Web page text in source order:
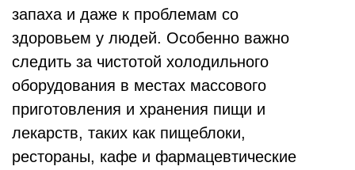
запаха и даже к проблемам со
здоровьем у людей. Особенно важно
следить за чистотой холодильного
оборудования в местах массового
приготовления и хранения пищи и
лекарств, таких как пищеблоки,
рестораны, кафе и фармацевтические